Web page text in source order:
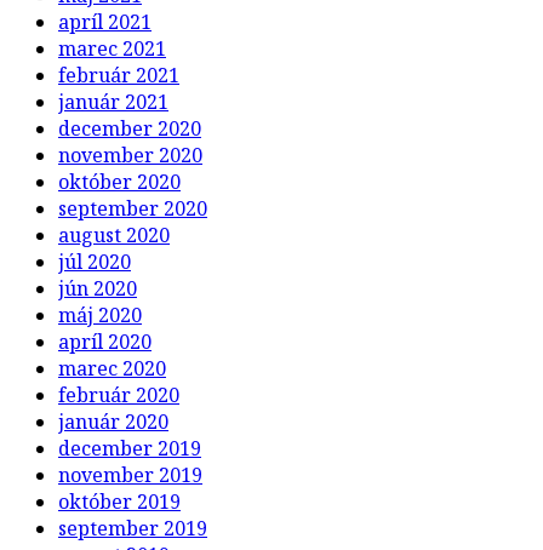
apríl 2021
marec 2021
február 2021
január 2021
december 2020
november 2020
október 2020
september 2020
august 2020
júl 2020
jún 2020
máj 2020
apríl 2020
marec 2020
február 2020
január 2020
december 2019
november 2019
október 2019
september 2019